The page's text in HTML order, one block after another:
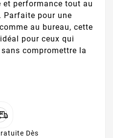
performance tout au
Parfaite pour une
au bureau, cette
pour ceux qui
compromettre la
Dès